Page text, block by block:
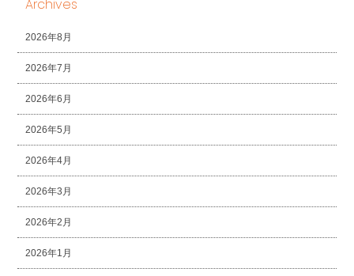
Archives
2026年8月
2026年7月
2026年6月
2026年5月
2026年4月
2026年3月
2026年2月
2026年1月